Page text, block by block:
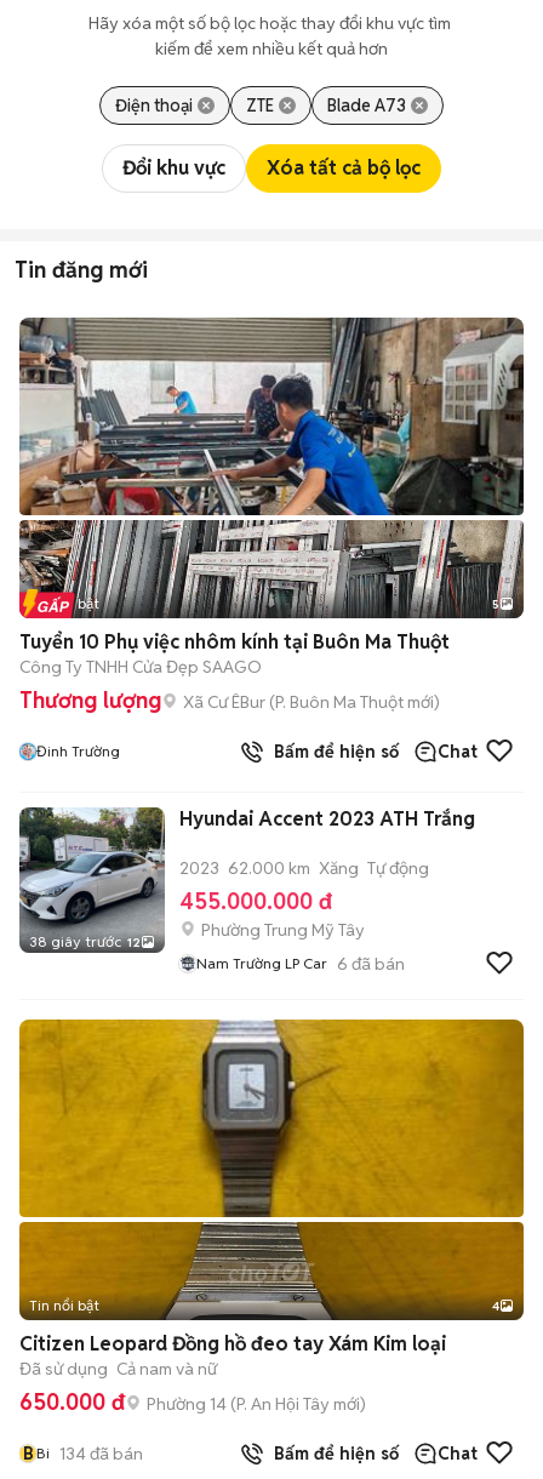
Hãy xóa một số bộ lọc hoặc thay đổi khu vực tìm
kiếm để xem nhiều kết quả hơn
Điện thoại ZTE Blade A73
Đổi khu vực Xóa tất cả bộ lọc
Tin đăng mới
Tin nổi bật 5
Tuyển 10 Phụ việc nhôm kính tại Buôn Ma Thuột
Công Ty TNHH Cửa Đẹp SAAGO
Thương lượng Xã Cư ÊBur (P. Buôn Ma Thuột mới)
Đinh Trường Bấm để hiện số Chat
38 giây trước 12
Hyundai Accent 2023 ATH Trắng
2023 62.000 km Xăng Tự động
455.000.000 đ
Phường Trung Mỹ Tây
Nam Trường LP Car 6 đã bán
Tin nổi bật 4
Citizen Leopard Đồng hồ đeo tay Xám Kim loại
Đã sử dụng Cả nam và nữ
650.000 đ Phường 14 (P. An Hội Tây mới)
BBi 134đã bán Bấm để hiện số Chat